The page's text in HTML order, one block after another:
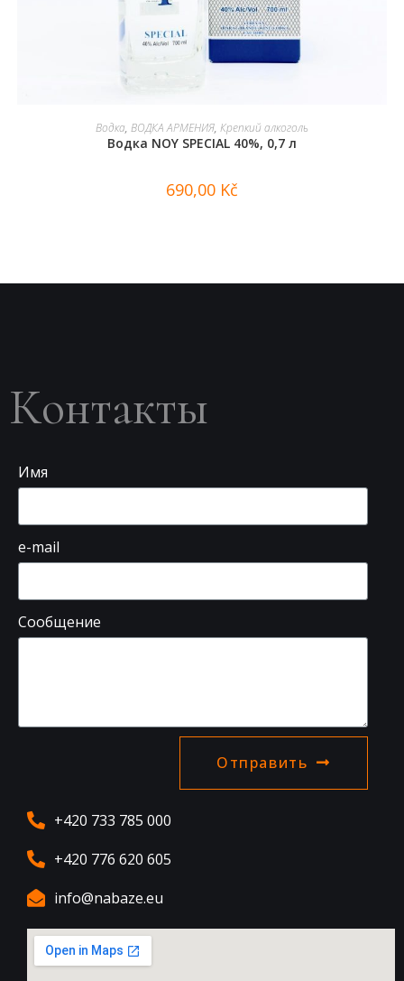
В КОРЗИНУ
Водка, ВОДКА АРМЕНИЯ, Крепкий алкоголь
Водка NOY SPECIAL 40%, 0,7 л
690,00 Kč
Контакты
Имя
e-mail
Сообщение
Отправить
+420 733 785 000
+420 776 620 605
info@nabaze.eu